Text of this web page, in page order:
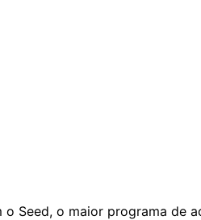
Seed, o maior programa de